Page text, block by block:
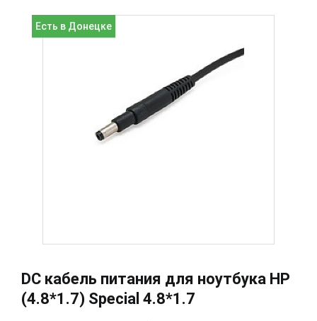
Есть в Донецке
DC кабель питания для ноутбука HP
(4.8*1.7) Special 4.8*1.7